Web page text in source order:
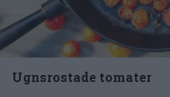
Ugnsrostade tomater